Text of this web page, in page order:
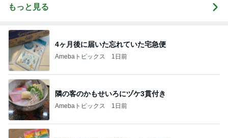
もっと見る
4ヶ月後に届いた忘れていた宅急便
Amebaトピックス 1日前
隣の客のかもせいろにヅケ3貫付き
Amebaトピックス 1日前